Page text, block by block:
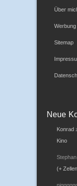
Über
Sitemap
Neue
Konrad
Kino
Stephan
(+